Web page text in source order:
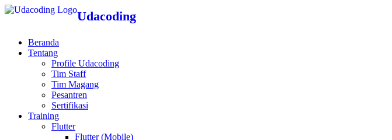
Udacoding
Beranda
Tentang
Profile Udacoding
Tim Staff
Tim Magang
Pesantren
Sertifikasi
Training
Flutter
Flutter (Mobile)